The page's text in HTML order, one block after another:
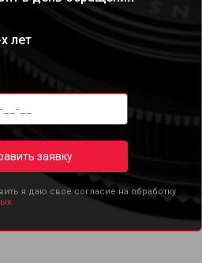
лет
заявку
я даю свое согласие на обработку